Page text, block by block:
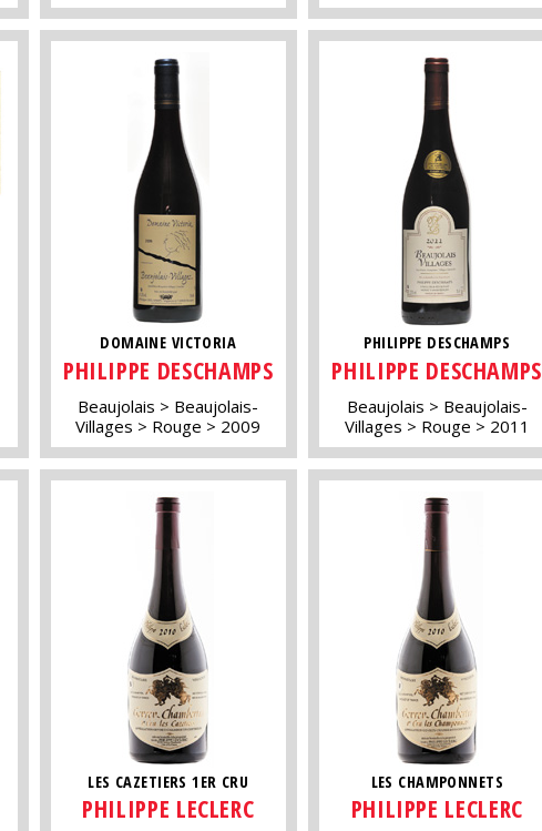
DOMAINE VICTORIA
PHILIPPE DESCHAMPS
Beaujolais
Beaujolais-
Villages
Rouge 2009
PHILIPPE DESCHAMPS
PHILIPPE DESCHAMPS
Beaujolais
Beaujolais-
Villages
Rouge 2011
LES CAZETIERS 1ER CRU
PHILIPPE LECLERC
LES CHAMPONNETS
PHILIPPE LECLERC